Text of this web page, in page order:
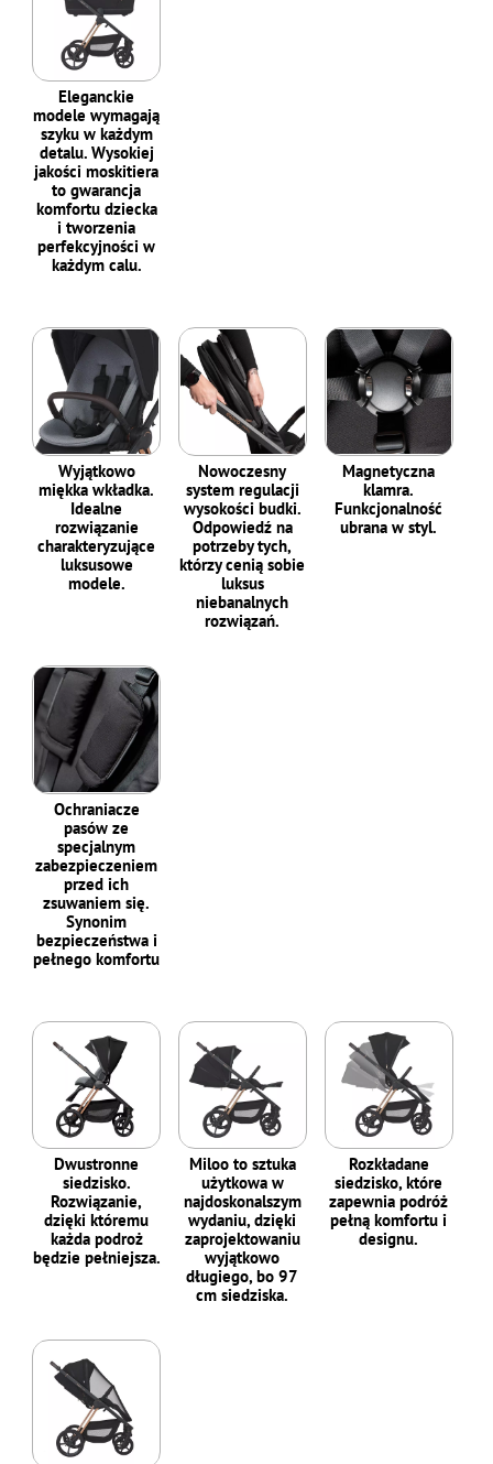
Eleganckie
modele wymagają
szyku w każdym
detalu. Wysokiej
jakości moskitiera
to gwarancja
komfortu dziecka
i tworzenia
perfekcyjności w
każdym calu.
Wyjątkowo
miękka wkładka.
Idealne
rozwiązanie
charakteryzujące
luksusowe
modele.
Nowoczesny
system regulacji
wysokości budki.
Odpowiedź na
potrzeby tych,
którzy cenią sobie
luksus
niebanalnych
rozwiązań.
Magnetyczna
klamra.
Funkcjonalność
ubrana w styl.
Ochraniacze
pasów ze
specjalnym
zabezpieczeniem
przed ich
zsuwaniem się.
Synonim
bezpieczeństwa i
pełnego komfortu
Dwustronne
siedzisko.
Rozwiązanie,
dzięki któremu
każda podroż
będzie pełniejsza.
Miloo to sztuka
użytkowa w
najdoskonalszym
wydaniu, dzięki
zaprojektowaniu
wyjątkowo
długiego, bo 97
cm siedziska.
Rozkładane
siedzisko, które
zapewnia podróż
pełną komfortu i
designu.